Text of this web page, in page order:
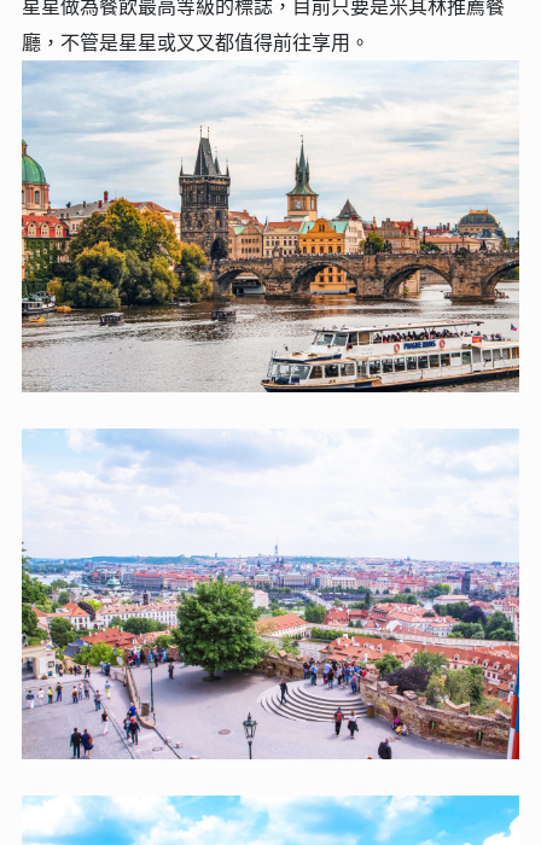
星星做為餐飲最高等級的標誌，目前只要是米其林推薦餐
廳，不管是星星或叉叉都值得前往享用。